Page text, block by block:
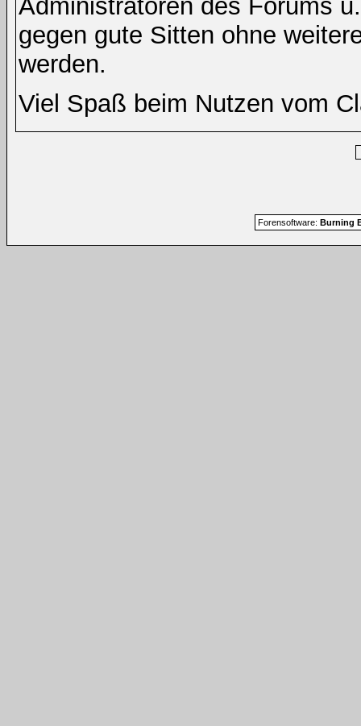
Administratoren des Forums
gegen gute Sitten ohne
werden.
Viel Spaß beim Nutzen vom
Forensoftware: Burning